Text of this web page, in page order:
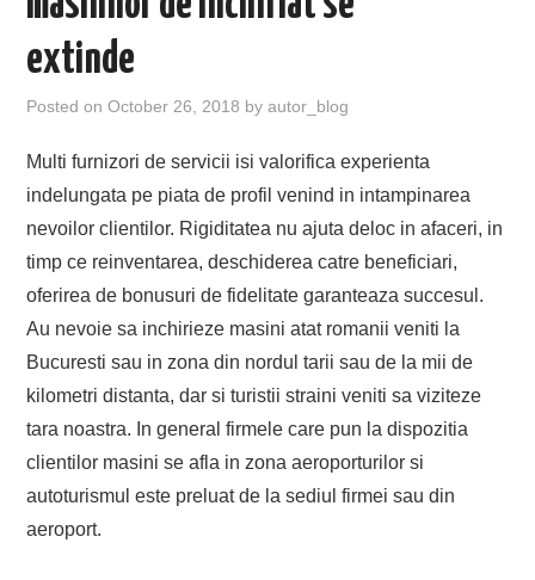
extinde
Posted onOctober 26, 2018 byautor_blog
Multi furnizori de servicii isi valorifica experienta
indelungata pe piata de profil venind in intampinarea
nevoilor clientilor. Rigiditatea nu ajuta deloc in afaceri, in
timp ce reinventarea, deschiderea catre beneficiari,
oferirea de bonusuri de fidelitate garanteaza succesul.
Au nevoie sa inchirieze masini atat romanii veniti la
Bucuresti sau in zona din nordul tarii sau de la mii de
kilometri distanta, dar si turistii straini veniti sa viziteze
tara noastra. In general firmele care pun la dispozitia
clientilor masini se afla in zona aeroporturilor si
autoturismul este preluat de la sediul firmei sau din
aeroport.